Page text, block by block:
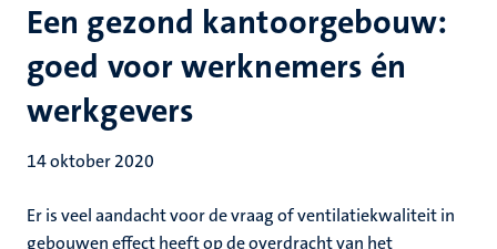
Een gezond kantoorgebouw:
goed voor werknemers én
werkgevers
14 oktober 2020
Er is veel aandacht voor de vraag of ventilatiekwaliteit in
gebouwen effect heeft op de overdracht van het